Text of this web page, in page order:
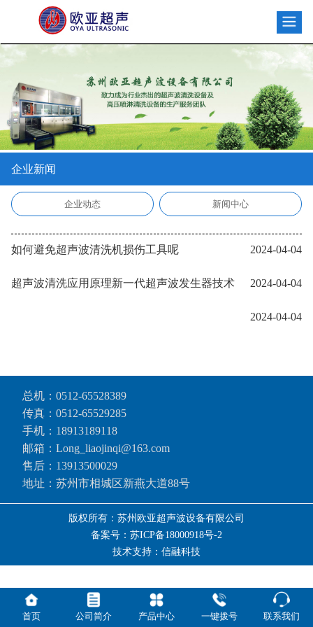
企业新闻
企业动态 新闻中心
如何避免超声波清洗机损伤工具呢 2024-04-04
超声波清洗应用原理 2024-04-04
新一代超声波发生器技术
2024-04-04
总机： 0512-65528389
传真：0512-65529285
手机： 18913189118
邮箱：Long_liaojinqi@163.com
售后： 13913500029
地址：苏州市相城区新燕大道88号
版权所有：苏州欧亚超声波设备有限公司
备案号：苏ICP备18000918号-2
技术支持：信融科技
首页 公司简介 产品中心 一键拨号 联系我们